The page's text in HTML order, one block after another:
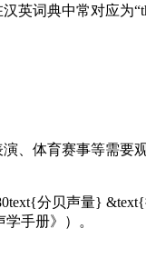
典中常对应为
、体育赛事等需要
分贝声量}
手册》）。